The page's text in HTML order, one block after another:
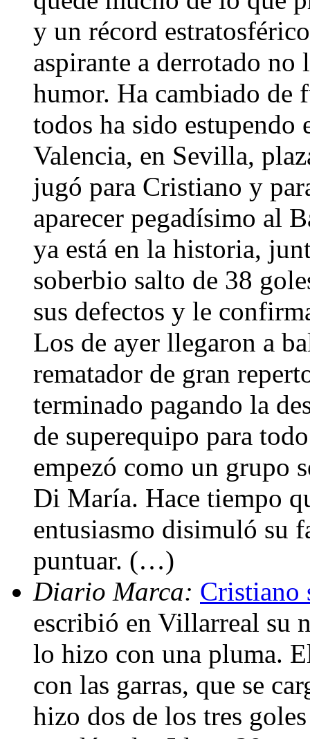
y un récord
aspirante a derrotado
humor. Ha cambiado de
todos ha sido
Valencia, en Sevilla,
jugó para Cristiano y
aparecer pegadísimo al
ya está en la historia,
soberbio salto de 38
sus defectos y le
Los de ayer llegaron a
rematador de gran
terminado pagando la
de superequipo para
empezó como un grupo
Di María. Hace tiempo
entusiasmo disimuló su
puntuar. (…)
Diario Marca: Cristiano
escribió en Villarreal su
lo hizo con una pluma.
con las garras, que se
hizo dos de los tres